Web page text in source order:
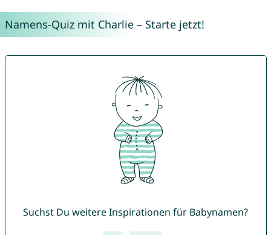
Namens-Quiz mit Charlie – Starte jetzt!
Suchst Du weitere Inspirationen für Babynamen?